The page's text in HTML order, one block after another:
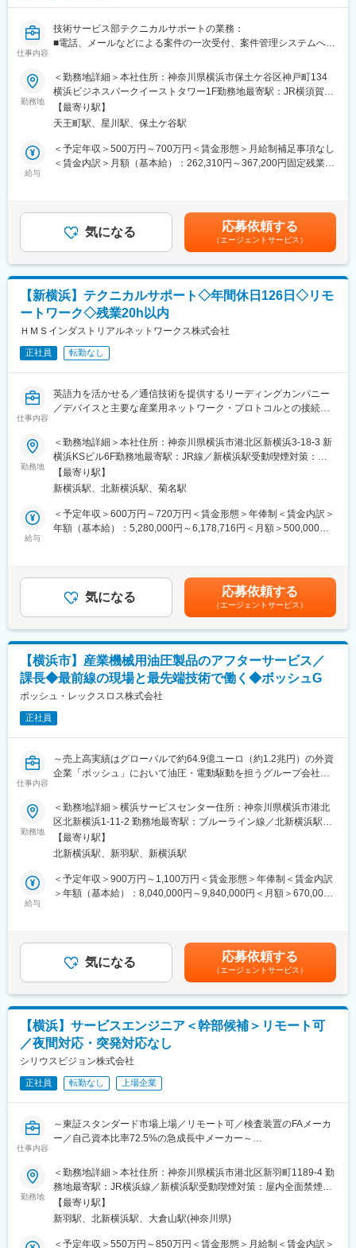
■入社後の研修について
の研修を受けていただきます。
その後、弊社システムを使用した見積り作成方法などの研修を実
中途入社者向けの研修プログラムを設け、配属先により支援体制
に差が出ない仕組みづくりをしています。
■キャリアイメージ
に関する幅広い知識の習得が可能です。
将来的には、管理職を目指すこと、本社で会社としての技術部門
◇参考 企業公式見解
https://kai-z.net/companies/daikyo-astage/
変更の範囲：会社の定める業務
仕事内容
技術サービス部テクニカルサポートの業務：
■電話、メールなどによる案件の一次受付、案件管理システムへの
ンテナンス依頼に関する内容を社内の「テクニカルサポートエン
ジニア」」「サービスエンジニア」と顧客の間に立って、取りま
とめます。）
■社内向け報告書作成、打ち合わせ議事録作成
■管理帳票類の作成・更新（部内に所属するエンジニアのスケジュ
ール管理含む）
■技術関連資料の和訳・英訳
■エンジニアが現場作業を行うための準備などサポート業務
■所属部署構成：フィールドサービスエンジニア１６名、テクニカ
ルサポートエンジニア２名
部内業務フローをOJTで習得いただきます。必要に応じて、オー
ストリア本社とのやり取りに必要な英語スキル向上のため、オン
ライン英会話受講補助も利用可能です。
テクニカルサポートエンジニアが所属する技術サービス部のエン
ジニアは半導体に留まらず様々な業界出身者が活躍する部署で
り、また会社の成長を一緒に楽しむことができることが同社で働
く上での何よりの醍醐味です。
ービスレベルの向上に直接携わることができます。
変更の範囲：会社の定める業務
勤務地
＜勤務地詳細＞本社住所：神奈川県横浜市保土ケ谷区神戸町134
横浜ビジネスパークイーストタワー1F勤務地最寄駅：JR横須賀線
／保土ヶ谷駅受動喫煙対策：屋内全面禁煙変更の範囲：無
【最寄り駅】
天王町駅、星川駅、保土ケ谷駅
給与
＜予定年収＞500万円～700万円＜賃金形態＞月給制補足事項なし
＜賃金内訳＞月額（基本給）：262,310円～367,200円固定残業手
＞※経験、能力を考慮の上、同社規定により決定します。■昇給：
年1回（4月）■賞与：年2回（6月、12月）■16/基本年給 = 月固定
給■モデル年収:30歳年収700万円(月収43万円以上＋賞与4ヶ月)
（業績連動特別賞与 過去10年来実績あり）賃金はあくまでも目安
の金額であり、選考を通じて上下する可能性があります。月給(月
額)は固定手当を含めた表記です。
気になる 応募依頼する
（エージェントサービス）
【新横浜】テクニカルサポート◇年間休日126日◇リモ
ートワーク◇残業20h以内
ＨＭＳインダストリアルネットワークス株式会社
正社員 転勤なし
仕事内容
英語力を活かせる／通信技術を提供するリーディングカンパニー
／デバイスと主要な産業用ネットワーク・プロトコルとの接続を
■業務概要：
ビルディングオートメーション（HVAC) 製品である弊社のブラン
ドIntesis （インテシス）のフィールドエンジニアとしてエンドユ
ーザーへの技術サポート業務を担当して頂きます。
■業務内容：
・販売代理店向けトレーニング
・製品責任部署（スペイン）との連携（問合せ、打合せ、交渉な
ど）
【当社の魅力】
●産業用機器向け通信技術を提供する世界的なリーディングカンパ
ニーとして、デバイスと主要な産業用ネットワーク・プロトコル
との接続を実現する
均成長率20％を超えを続けるグローバルサプライヤーです。
●FA用通信機器は、企業の生産性向上（産業のロボット化含む）
●企業風土としては、在宅勤務を導入しつつFika（スウェーデンの
ティータイムの慣習）による従業員間のコミュニケーションの場
●月の平均残業時間は20時間以下。土日や深夜のサポート対応も
無いため、仕事とプライべ－トの切り替えができ、充実したワー
クライフバランスを保てる職場環境です。
●少数精鋭ながらアットホームな雰囲気があり、フラットな組織構
勤務地
＜勤務地詳細＞本社住所：神奈川県横浜市港北区新横浜3-18-3 新
横浜KSビル6F勤務地最寄駅：JR線／新横浜駅受動喫煙対策：屋
内全面禁煙変更の範囲：会社の定める事業所（リモートワーク含
む）
【最寄り駅】
新横浜駅、北新横浜駅、菊名駅
給与
＜予定年収＞600万円～720万円＜賃金形態＞年俸制＜賃金内訳＞
年額（基本給）：5,280,000円～6,178,716円＜月額＞500,000円
月に支給賃金はあくまでも目安の金額であり、選考を通じて上下
する可能性があります。月給(月額)は固定手当を含めた表記です。
気になる 応募依頼する
（エージェントサービス）
【横浜市】産業機械用油圧製品のアフターサービス／
課長◆最前線の現場と最先端技術で働く◆ボッシュG
ボッシュ・レックスロス株式会社
正社員
仕事内容
～売上高実績はグローバルで約64.9億ユーロ（約1.2兆円）の外資
企業「ボッシュ」において油圧・電動駆動を担うグループ会社～
■業務内容：
本ポジションでは、日本市場におけるヘグランドブランド（油圧
駆動システム）のプレイングマネジャーとして、サービス部門お
よび人材をリードし、サービス・アフターマーケットビジネスを
成長させることを期待しております。
■業務詳細：
・ピープルマネジメントおよび社内メンテナンス部門のマネジメ
・見積・提案書作成サポート
・油圧システムの保守・修理、およびエラーや不具合の分析・是
正対応のサポート
・グローバルトップシェアの製品を日本国内で拡販できる
・大きな研究開発費に裏打ちされた技術力や豊富な油圧システム
ラインナップがある
■当ポジションの魅力：
ービス部門マネージャーとして、事業成長を主体的に推進できる
ポジションです。
において新たな価値を創出する役割を担っていただきます。
・単なる製品販売にとどまらず、ソリューションビジネスを通じ
て顧客の課題解決に深く関与できる点が本ポジションの特徴で
す。
裁量を持ち、サービスならびにアフターマーケットセールスをリ
勤務地
＜勤務地詳細＞横浜サービスセンター住所：神奈川県横浜市港北
区北新横浜1-11-2 勤務地最寄駅：ブルーライン線／北新横浜駅受
動喫煙対策：屋内全面禁煙変更の範囲：会社の定める事業所（リ
モートワーク含む）
【最寄り駅】
北新横浜駅、新羽駅、新横浜駅
給与
＜予定年収＞900万円～1,100万円＜賃金形態＞年俸制＜賃金内訳
＞年額（基本給）：8,040,000円～9,840,000円＜月額＞670,000
あくまでも目安の金額であり、選考を通じて上下する可能性があ
ります。月給(月額)は固定手当を含めた表記です。
気になる 応募依頼する
（エージェントサービス）
【横浜】サービスエンジニア＜幹部候補＞リモート可
／夜間対応・突発対応なし
シリウスビジョン株式会社
正社員 転勤なし 上場企業
仕事内容
～東証スタンダード市場上場／リモート可／検査装置のFAメーカ
ー／自己資本比率72.5%の急成長中メーカー～
■職務内容：
自社製品の画像処理検査システムの使い方の説明を含むサポート
業務をメインに行っていただきます。
バグに関する問い合わせがあった場合は、状況ヒアリングと対処
方法の提案を実施いたします。
その他、故障時の対応もございます。
勤務地
＜勤務地詳細＞本社住所：神奈川県横浜市港北区新羽町1189-4 勤
務地最寄駅：JR横浜線／新横浜駅受動喫煙対策：屋内全面禁煙変
更の範囲：会社の定める事業所（リモートワーク含む）
【最寄り駅】
新羽駅、北新横浜駅、大倉山駅(神奈川県)
＜予定年収＞550万円～850万円＜賃金形態＞月給制＜賃金内訳＞